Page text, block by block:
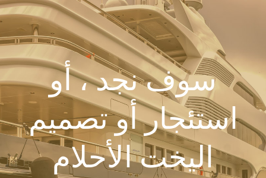
سوف نجد ، أو
استئجار أو تصميم
اليخت الأحلام